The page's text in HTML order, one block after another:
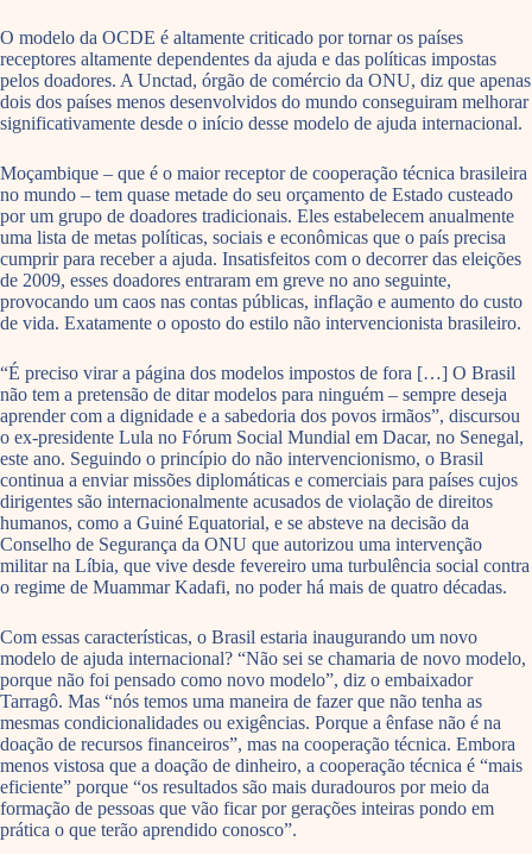
O modelo da OCDE é altamente criticado por tornar os países
receptores altamente dependentes da ajuda e das políticas impostas
pelos doadores. A Unctad, órgão de comércio da ONU, diz que apenas
dois dos países menos desenvolvidos do mundo conseguiram melhorar
significativamente desde o início desse modelo de ajuda internacional.
Moçambique – que é o maior receptor de cooperação técnica brasileira
no mundo – tem quase metade do seu orçamento de Estado custeado
por um grupo de doadores tradicionais. Eles estabelecem anualmente
uma lista de metas políticas, sociais e econômicas que o país precisa
cumprir para receber a ajuda. Insatisfeitos com o decorrer das eleições
de 2009, esses doadores entraram em greve no ano seguinte,
provocando um caos nas contas públicas, inflação e aumento do custo
de vida. Exatamente o oposto do estilo não intervencionista brasileiro.
“É preciso virar a página dos modelos impostos de fora […] O Brasil
não tem a pretensão de ditar modelos para ninguém – sempre deseja
aprender com a dignidade e a sabedoria dos povos irmãos”, discursou
o ex-presidente Lula no Fórum Social Mundial em Dacar, no Senegal,
este ano. Seguindo o princípio do não intervencionismo, o Brasil
continua a enviar missões diplomáticas e comerciais para países cujos
dirigentes são internacionalmente acusados de violação de direitos
humanos, como a Guiné Equatorial, e se absteve na decisão da
Conselho de Segurança da ONU que autorizou uma intervenção
militar na Líbia, que vive desde fevereiro uma turbulência social contra
o regime de Muammar Kadafi, no poder há mais de quatro décadas.
Com essas características, o Brasil estaria inaugurando um novo
modelo de ajuda internacional? “Não sei se chamaria de novo modelo,
porque não foi pensado como novo modelo”, diz o embaixador
Tarragô. Mas “nós temos uma maneira de fazer que não tenha as
mesmas condicionalidades ou exigências. Porque a ênfase não é na
doação de recursos financeiros”, mas na cooperação técnica. Embora
menos vistosa que a doação de dinheiro, a cooperação técnica é “mais
eficiente” porque “os resultados são mais duradouros por meio da
formação de pessoas que vão ficar por gerações inteiras pondo em
prática o que terão aprendido conosco”.